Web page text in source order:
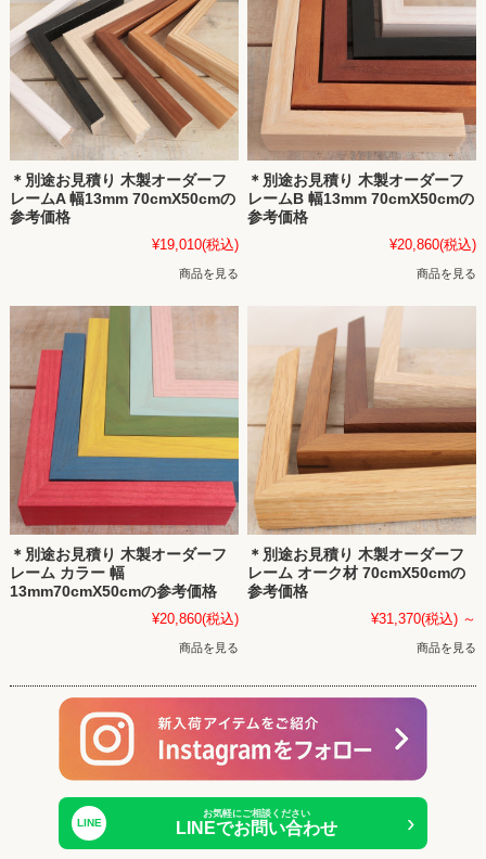
＊別途お見積り 木製オーダーフ
レームA 幅13mm 70cmX50cmの
参考価格
¥19,010(税込)
商品を見る
＊別途お見積り 木製オーダーフ
レームB 幅13mm 70cmX50cmの
参考価格
¥20,860(税込)
商品を見る
＊別途お見積り 木製オーダーフ
レーム カラー 幅
13mm70cmX50cmの参考価格
¥20,860(税込)
商品を見る
＊別途お見積り 木製オーダーフ
レーム オーク材 70cmX50cmの
参考価格
¥31,370(税込) ～
商品を見る
LINE
お気軽にご相談ください
LINEでお問い合わせ ›